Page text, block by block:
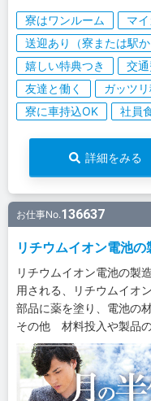
寮はワンルーム
マ
送迎あり（寮または駅か
嬉しい特典つき
交
友達と働く
ガッツ
寮に車持込OK
社員
詳細をみる
お仕事No.136637
リチウムイオン電池
リチウムイオン電池の製
用される、リチウムイオ
部品に薬を塗り、電池の
その他 材料投入や製品の